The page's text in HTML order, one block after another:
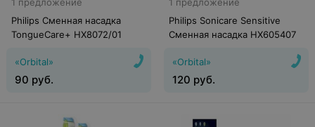
Philips Сменная насадка
TongueCare+ HX8072/01
«Orbital»
90 руб.
Philips Sonicare Sensitive
Сменная насадка HX605407
«Orbital»
120 руб.